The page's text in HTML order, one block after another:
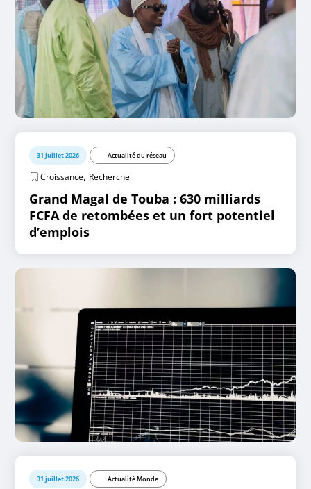
31 juillet 2026 Actualité du réseau
Croissance, Recherche
Grand Magal de Touba : 630 milliards
FCFA de retombées et un fort potentiel
d’emplois
31 juillet 2026 Actualité Monde